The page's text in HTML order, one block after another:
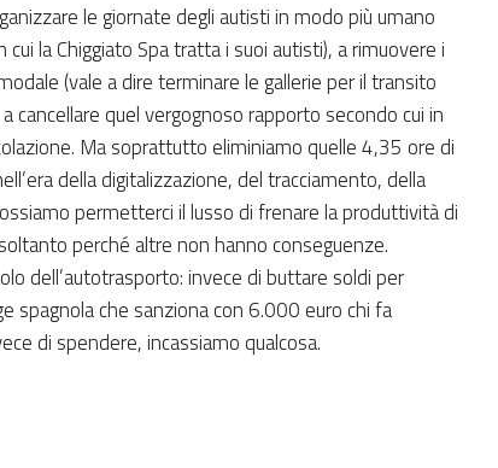
le giornate degli autisti in modo più umano
la Chiggiato Spa tratta i suoi autisti), a rimuovere i
(vale a dire terminare le gallerie per il transito
cancellare quel vergognoso rapporto secondo cui in
Ma soprattutto eliminiamo quelle 4,35 ore di
della digitalizzazione, del tracciamento, della
permetterci il lusso di frenare la produttività di
perché altre non hanno conseguenze.
dell’autotrasporto: invece di buttare soldi per
spagnola che sanziona con 6.000 euro chi fa
di spendere, incassiamo qualcosa.